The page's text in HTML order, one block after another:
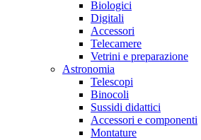
Biologici
Digitali
Accessori
Telecamere
Vetrini e preparazione
Astronomia
Telescopi
Binocoli
Sussidi didattici
Accessori e componenti
Montature